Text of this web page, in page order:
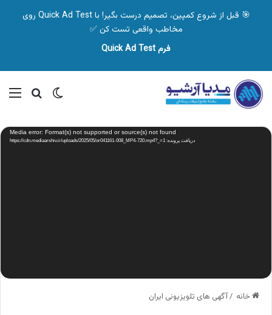
🎯 قبل از شروع کمپین، تصمیم درست بگیر! با Quick Ad Test روی
مخاطب واقعی تست کن ✅
فرم Quick Ad Test
تغییر پوسته
نمایشگر
ویدیو Media error: Format(s) not supported or source(s) not found
دریافت پرونده: https://cdn.mediaarshiv.ir/uploads/2025/05/or041161-008_MP4-720.mp4?_=1
خانه /آگهی های تلویزیونی ایران